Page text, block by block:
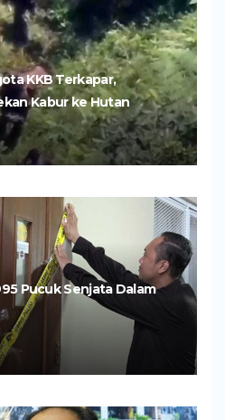
KKB Terkapar,
Kabur ke Hutan
Pucuk Senjata Dalam